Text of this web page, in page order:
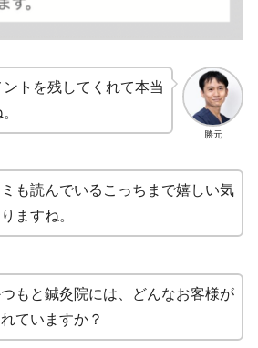
勝元
トを残してくれて本当
も読んでいるこっちまで嬉しい気
ますね。
もと鍼灸院には、どんなお客様が
ていますか？